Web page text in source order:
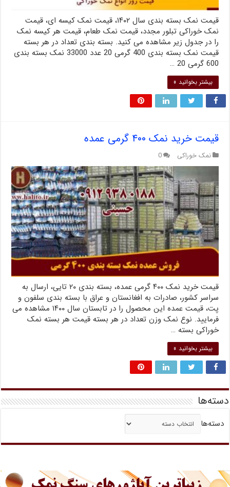
قیمت نمک بسته بندی سال ۱۴۰۲، قیمت نمک کیسه ای، قیمت
نمک خوراکی تبلور مجدد، قیمت نمک طعام، قیمت هر کیسه نمک
را در جدول زیر مشاهده می کنید. بسته بندی تعداد در هر بسته
قیمت نمک بسته بندی 400 گرمی 20 عدد 33000 نمک بسته بندی
600 گرمی 20 …
بیشتر بخوانید »
قیمت خرید نمک ۴۰۰ گرمی عمده
نمک خوراکی 0
قیمت خرید نمک ۴۰۰ گرمی عمده، بسته بندی ۲۰ تایی، ارسال به
سراسر کشور، صادرات به افغانستان و عراق با بسته بندی سلفون و
پت، قیمت عمده این محصول را در تابستان سال ۱۴۰۰ مشاهده می
فرمایید. نوع نمک وزن تعداد در هر بسته قیمت هر بسته نمک
خوراکی بسته …
بیشتر بخوانید »
دسته‌ها
دسته‌ها